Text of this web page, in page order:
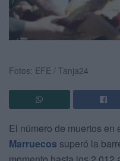
Fotos: EFE / Tanja24
El número de muertos en
Marruecos superó la